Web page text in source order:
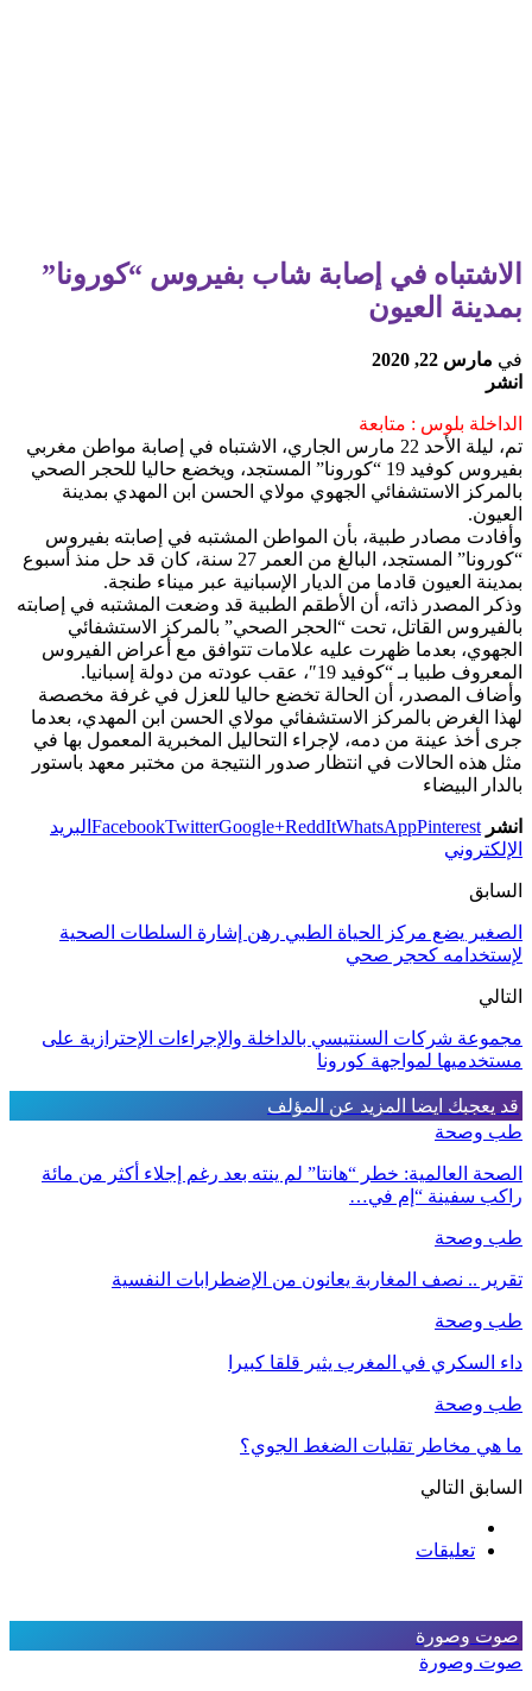
الاشتباه في إصابة شاب بفيروس “كورونا”
بمدينة العيون
في مارس 22, 2020
انشر
الداخلة بلوس : متابعة
تم، ليلة الأحد 22 مارس الجاري، الاشتباه في إصابة مواطن مغربي
بفيروس كوفيد 19 “كورونا” المستجد، ويخضع حاليا للحجر الصحي
بالمركز الاستشفائي الجهوي مولاي الحسن ابن المهدي بمدينة
العيون.
وأفادت مصادر طبية، بأن المواطن المشتبه في إصابته بفيروس
“كورونا” المستجد، البالغ من العمر 27 سنة، كان قد حل منذ أسبوع
بمدينة العيون قادما من الديار الإسبانية عبر ميناء طنجة.
وذكر المصدر ذاته، أن الأطقم الطبية قد وضعت المشتبه في إصابته
بالفيروس القاتل، تحت “الحجر الصحي” بالمركز الاستشفائي
الجهوي، بعدما ظهرت عليه علامات تتوافق مع أعراض الفيروس
المعروف طبيا بـ “كوفيد 19″، عقب عودته من دولة إسبانيا.
وأضاف المصدر، أن الحالة تخضع حاليا للعزل في غرفة مخصصة
لهذا الغرض بالمركز الاستشفائي مولاي الحسن ابن المهدي، بعدما
جرى أخذ عينة من دمه، لإجراء التحاليل المخبرية المعمول بها في
مثل هذه الحالات في انتظار صدور النتيجة من مختبر معهد باستور
بالدار البيضاء
انشر FacebookTwitterGoogle+ReddItWhatsAppPinterest
البريد
الإلكتروني
السابق
الصغير يضع مركز الحياة الطبي رهن إشارة السلطات الصحية
لإستخدامه كحجر صحي
التالي
مجموعة شركات السنتيسي بالداخلة والإجراءات الإحترازية على
مستخدميها لمواجهة كورونا
قد يعجبك ايضا المزيد عن المؤلف
طب وصحة
الصحة العالمية: خطر “هانتا” لم ينته بعد رغم إجلاء أكثر من مائة
راكب سفينة “إم في…
طب وصحة
تقرير .. نصف المغاربة يعانون من الإضطرابات النفسية
طب وصحة
داء السكري في المغرب يثير قلقا كبيرا
طب وصحة
ما هي مخاطر تقلبات الضغط الجوي؟
السابق التالي
تعليقات
صوت وصورة
صوت وصورة